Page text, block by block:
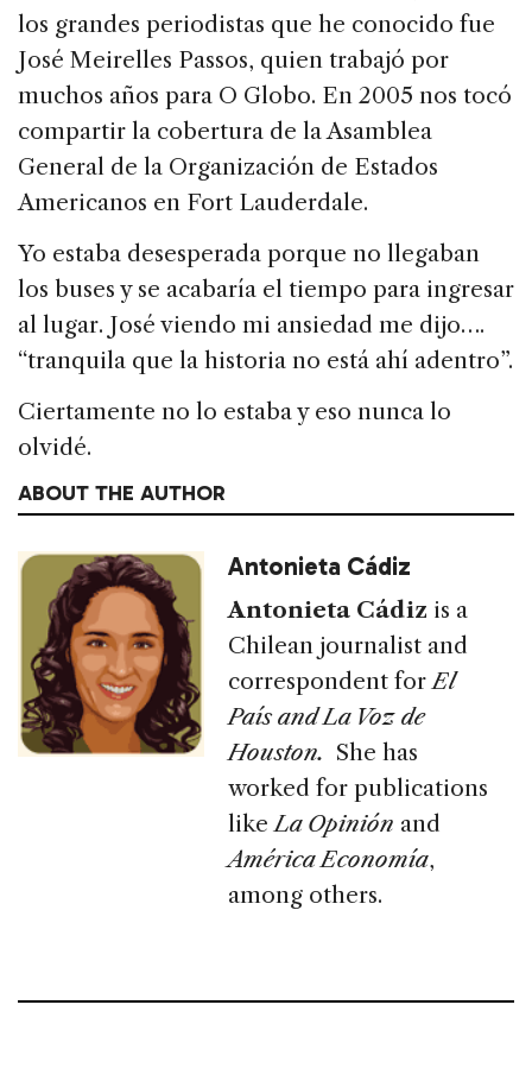
los grandes periodistas que he conocido fue
José Meirelles Passos, quien trabajó por
muchos años para O Globo. En 2005 nos tocó
compartir la cobertura de la Asamblea
General de la Organización de Estados
Americanos en Fort Lauderdale.
Yo estaba desesperada porque no llegaban
los buses y se acabaría el tiempo para ingresar
al lugar. José viendo mi ansiedad me dijo….
“tranquila que la historia no está ahí adentro”.
Ciertamente no lo estaba y eso nunca lo
olvidé.
ABOUT THE AUTHOR
Antonieta Cádiz
Antonieta Cádiz is a
Chilean journalist and
correspondent forEl
País and La Voz de
Houston. She has
worked for publications
likeLa Opinión and
América Economía,
among others.